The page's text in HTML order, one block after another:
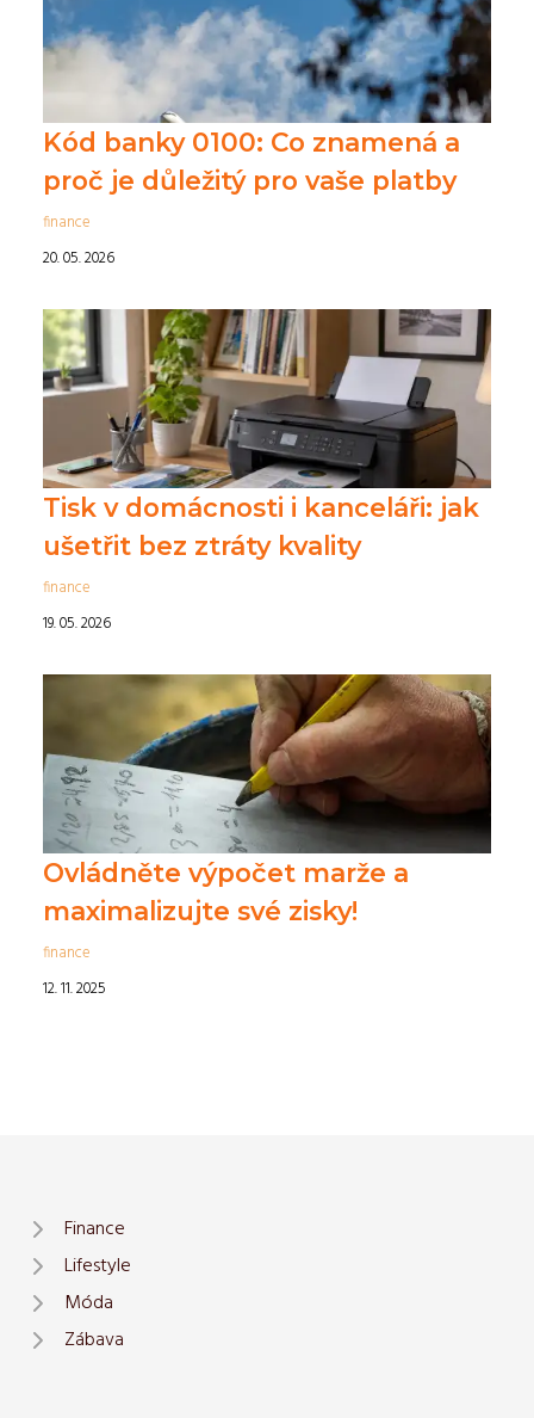
Kód banky 0100: Co znamená a
proč je důležitý pro vaše platby
finance
20. 05. 2026
Tisk v domácnosti i kanceláři: jak
ušetřit bez ztráty kvality
finance
19. 05. 2026
Ovládněte výpočet marže a
maximalizujte své zisky!
finance
12. 11. 2025
Finance
Lifestyle
Móda
Zábava